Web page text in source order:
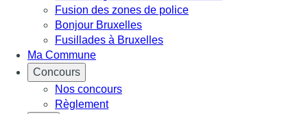
Fusion des zones de police
Bonjour Bruxelles
Fusillades à Bruxelles
Ma Commune
Concours
Nos concours
Règlement